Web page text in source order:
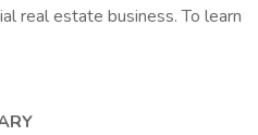
real estate business. To learn